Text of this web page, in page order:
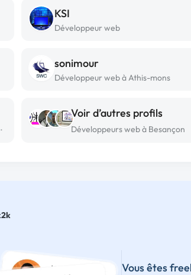
KSI
Développeur web
sonimour
Développeur web à Athis-mons
lès-rouen
Voir d’autres profils
Développeurs web à Besançon
Vous êtes